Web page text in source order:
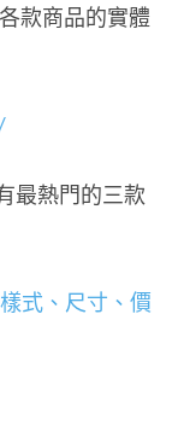
款商品的實體
最熱門的三款
式、尺寸、價